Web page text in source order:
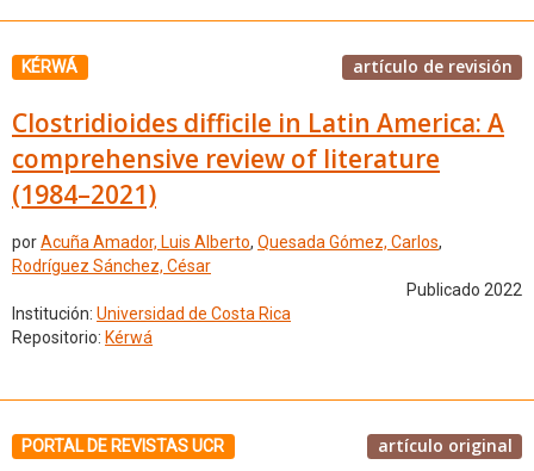
KÉRWÁ artículo de revisión
Clostridioides difficile in Latin America: A
comprehensive review of literature
(1984–2021)
porAcuña Amador, Luis Alberto, Quesada Gómez, Carlos,
Rodríguez Sánchez, César
Publicado 2022
Institución: Universidad de Costa Rica
Repositorio: Kérwá
PORTAL DE REVISTAS UCR artículo original